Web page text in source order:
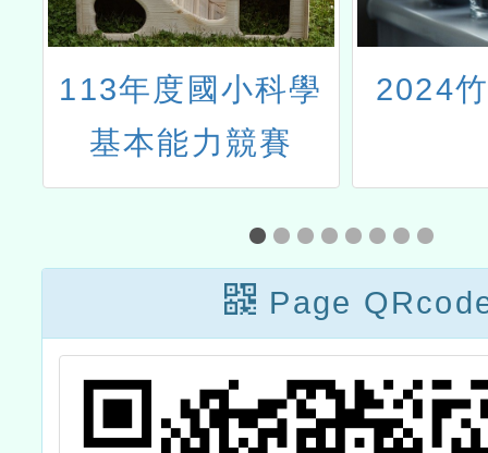
113年度國小科學
基本能力競賽
2024
Page